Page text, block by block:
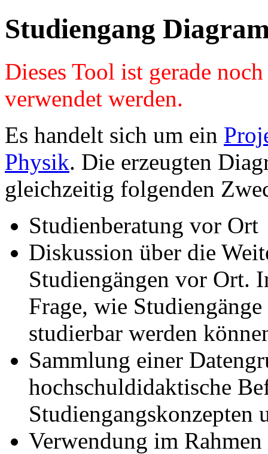
Studiengang
Dieses Tool ist gerade
verwendet werden.
Es handelt sich um ein
Physik. Die erzeugten
gleichzeitig folgenden
Studienberatung vor Ort
Diskussion über die
Studiengängen vor Ort.
Frage, wie
studierbar werden
Sammlung einer
hochschuldidaktische
Studiengangskonzepten
Verwendung im